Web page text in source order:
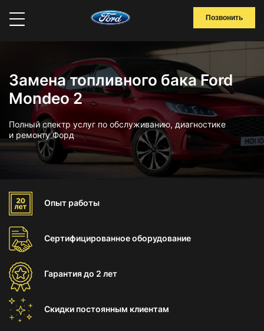
Позвонить
Замена топливного бака Ford
Mondeo 2
Полный спектр услуг по обслуживанию, диагностике
и ремонту Форд
Опыт работы
Сертифицированноеоборудование
Гарантиядо 2 лет
Скидки постоянным клиентам